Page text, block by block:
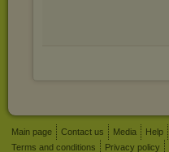
Main page Contact us Media Help
Terms and conditions
Privacy policy